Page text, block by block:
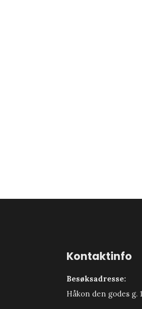
Kontaktinfo
Besøksadresse:
Håkon den godes g.